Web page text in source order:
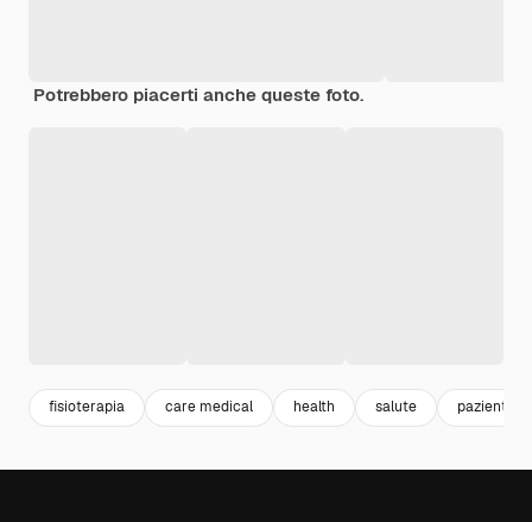
Potrebbero piacerti anche queste foto.
fisioterapia care medical health salute paziente